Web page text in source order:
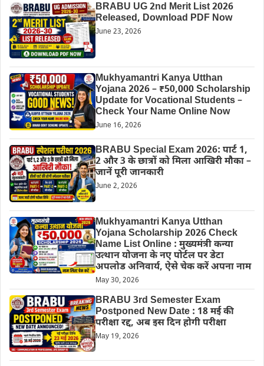
BRABU UG 2nd Merit List 2026
Released, Download PDF Now
June 23, 2026
Mukhyamantri Kanya Utthan
Yojana 2026 – ₹50,000 Scholarship
Update for Vocational Students –
Check Your Name Online Now
June 16, 2026
BRABU Special Exam 2026: पार्ट 1,
2 और 3 के छात्रों को मिला आखिरी मौका –
जानें पूरी जानकारी
June 2, 2026
Mukhyamantri Kanya Utthan
Yojana Scholarship 2026 Check
Name List Online : मुख्यमंत्री कन्या
उत्थान योजना के नए पोर्टल पर डेटा
अपलोड अनिवार्य, ऐसे चेक करें अपना नाम
May 30, 2026
BRABU 3rd Semester Exam
Postponed New Date : 18 मई की
परीक्षा रद्द, अब इस दिन होगी परीक्षा
May 19, 2026